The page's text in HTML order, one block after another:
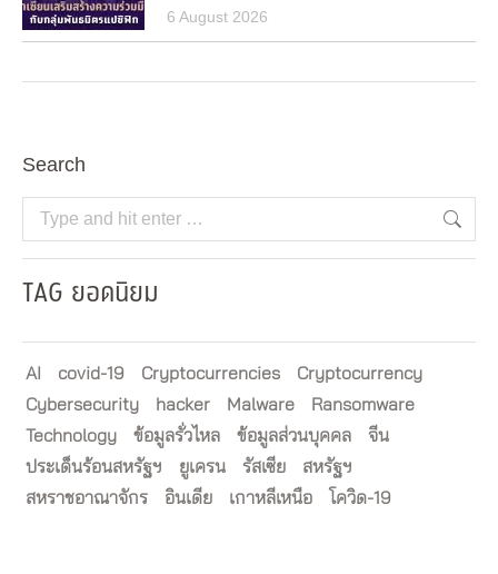
6 August 2026
Search
Search:
TAG ยอดนิยม
AI covid-19 Cryptocurrencies
Cryptocurrency
Cybersecurity
hacker Malware
Ransomware
Technology
ข้อมูลรั่วไหล ข้อมูลส่วนบุคคล
จีน
ประเด็นร้อนสหรัฐฯ
ยูเครน รัสเซีย
สหรัฐฯ
สหราชอาณาจักร
อินเดีย เกาหลีเหนือ โควิด-19